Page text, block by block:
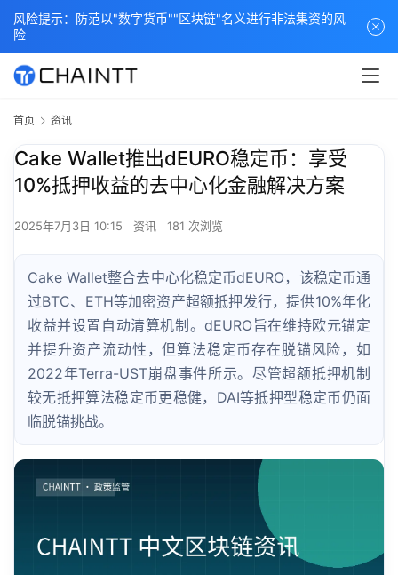
首页 资讯
Cake Wallet推出dEURO稳定币：享受
10%抵押收益的去中心化金融解决方案
2025年7月3日 10:15 资讯 181 次浏览
Cake Wallet整合去中心化稳定币dEURO，该稳定币通
过BTC、ETH等加密资产超额抵押发行，提供10%年化
收益并设置自动清算机制。dEURO旨在维持欧元锚定
并提升资产流动性，但算法稳定币存在脱锚风险，如
2022年Terra-UST崩盘事件所示。尽管超额抵押机制
较无抵押算法稳定币更稳健，DAI等抵押型稳定币仍面
临脱锚挑战。
风险提示：防范以"数字货币""区块链"名义进行非法集资的风
险